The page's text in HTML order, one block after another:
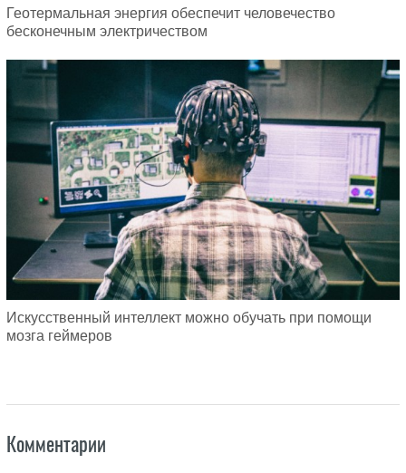
Геотермальная энергия обеспечит человечество
бесконечным электричеством
Искусственный интеллект можно обучать при помощи
мозга геймеров
Комментарии